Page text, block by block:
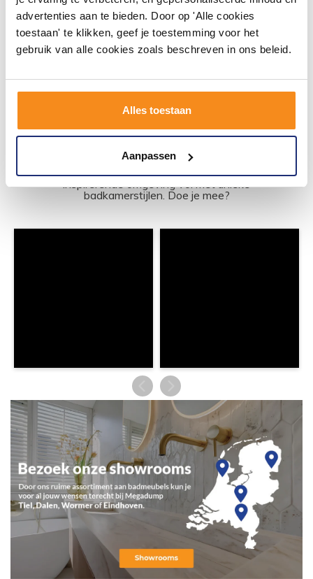
advertenties aan te bieden. Door op 'Alle cookies
toestaan' te klikken, geef je toestemming voor het
gebruik van alle cookies zoals beschreven in ons beleid.
Alles toestaan
Aanpassen
Meer info Meer info
#mijndroombadkamer
Wij geloven in de kracht van delen. Deel jouw
badkamer op Instagram met #mijndroombadkamer
en tag @megadumpnl. Samen bouwen we een
inspirerende omgeving vol met unieke
badkamerstijlen. Doe je mee?